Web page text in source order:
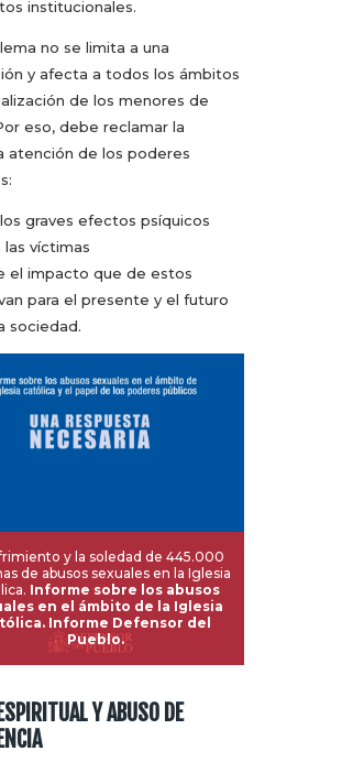
institucionales.
no se limita a una
y afecta a todos los ámbitos
de los menores de
eso, debe reclamar la
atención de los poderes
graves efectos psíquicos
las víctimas
el impacto que de estos
para el presente y el futuro
sociedad.
y la soledad de 445.000
de abusos sexuales en la Iglesia
Informe sobre los abusos
en el ámbito de la Iglesia
Informe Defensor del
Pueblo.
Y ABUSO DE